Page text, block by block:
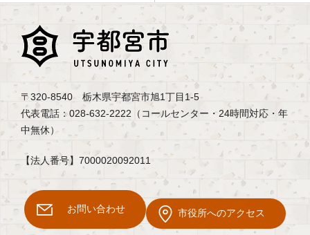
〒320-8540 栃木県宇都宮市旭1丁目1-5
代表電話：028-632-2222（コールセンター・24時間対応・年
中無休）
【法人番号】7000020092011
お問い合わせ 市役所へのアクセス